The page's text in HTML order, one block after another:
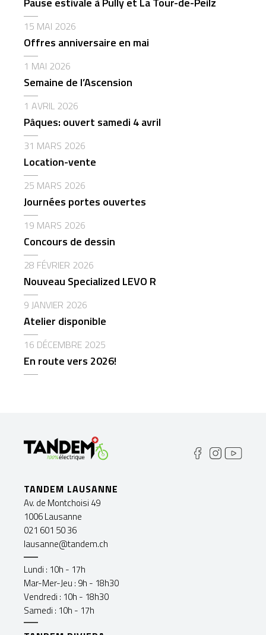
15 MAI 2026
Offres anniversaire en mai
1 MAI 2026
Semaine de l’Ascension
1 AVRIL 2026
Pâques: ouvert samedi 4 avril
31 MARS 2026
Location-vente
25 MARS 2026
Journées portes ouvertes
19 MARS 2026
Concours de dessin
28 FÉVRIER 2026
Nouveau Specialized LEVO R
9 JANVIER 2026
Atelier disponible
16 DÉCEMBRE 2025
En route vers 2026!
TANDEM LAUSANNE
Av. de Montchoisi 49
1006 Lausanne
021 601 50 36
lausanne@tandem.ch
Lundi : 10h - 17h
Mar-Mer-Jeu : 9h - 18h30
Vendredi : 10h - 18h30
Samedi : 10h - 17h